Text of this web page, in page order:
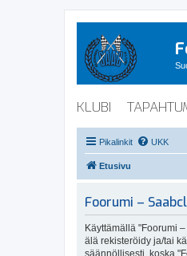
KLUBI
Pikalinkit UKK
Etusivu
Foorumi –
Käyttämällä "Foorumi
älä rekisteröidy ja/tai
säännöllisesti, koska